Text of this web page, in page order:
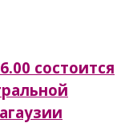
состоится